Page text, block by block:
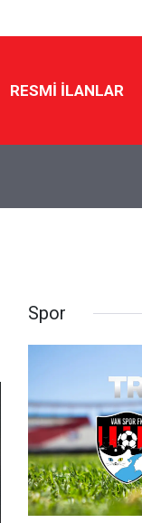
RESMI İLANLAR
Spor